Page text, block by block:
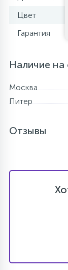
Цвет
Гарантия
Наличие на
Москва
Питер
Отзывы